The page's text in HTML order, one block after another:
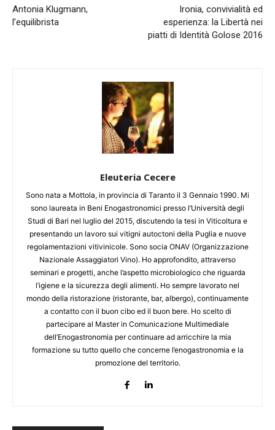
Antonia Klugmann,
l’equilibrista
Ironia, convivialità ed
esperienza: la Libertà nei
piatti di Identità Golose 2016
Eleuteria Cecere
Sono nata a Mottola, in provincia di Taranto il 3 Gennaio 1990. Mi
sono laureata in Beni Enogastronomici presso l’Università degli
Studi di Bari nel luglio del 2015, discutendo la tesi in Viticoltura e
presentando un lavoro sui vitigni autoctoni della Puglia e nuove
regolamentazioni vitivinicole. Sono socia ONAV (Organizzazione
Nazionale Assaggiatori Vino). Ho approfondito, attraverso
seminari e progetti, anche l’aspetto microbiologico che riguarda
l’igiene e la sicurezza degli alimenti. Ho sempre lavorato nel
mondo della ristorazione (ristorante, bar, albergo), continuamente
a contatto con il buon cibo ed il buon bere. Ho scelto di
partecipare al Master in Comunicazione Multimediale
dell’Enogastronomia per continuare ad arricchire la mia
formazione su tutto quello che concerne l’enogastronomia e la
promozione del territorio.